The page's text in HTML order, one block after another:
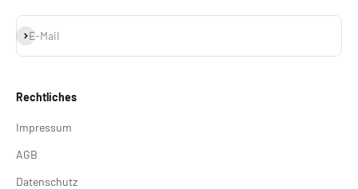
E-Mail
Abonnieren
Rechtliches
Impressum
AGB
Datenschutz